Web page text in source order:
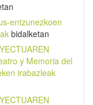
entzunezkoen
bidalketan
y Memoria del
irabazleak